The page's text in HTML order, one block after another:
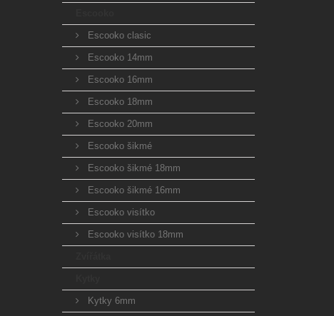
Escooko clasic
Escooko 14mm
Escooko 16mm
Escooko 18mm
Escooko 20mm
Escooko šikmé
Escooko šikmé 18mm
Escooko šikmé 16mm
Escooko visítko
Escooko visítko 18mm
Kytky 6mm